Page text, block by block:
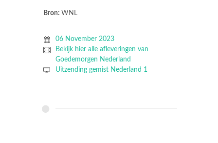
Bron: WNL
06 November 2023
Bekijk hier alle afleveringen van
Goedemorgen Nederland
Uitzending gemist Nederland 1